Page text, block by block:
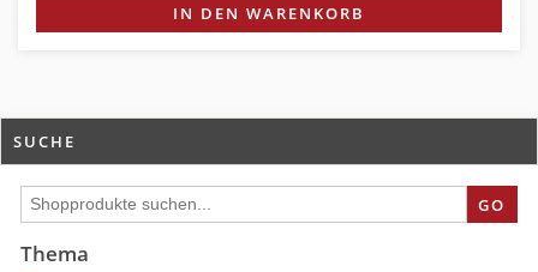
IN DEN WARENKORB
SUCHE
GO
Thema